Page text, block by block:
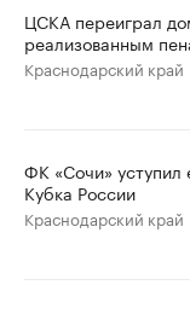
ЦСКА переиграл
реализованным
Краснодарский край
ФК «Сочи» уступил
Кубка России
Краснодарский край